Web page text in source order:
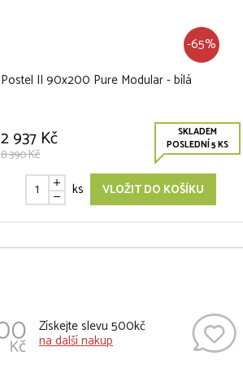
-65%
Postel II 90x200 Pure Modular - bílá
2 937 Kč
8 390 Kč
SKLADEM
POSLEDNÍ 5 KS
ks VLOŽIT DO KOŠÍKU
Získejte slevu 500kč
na další nakup